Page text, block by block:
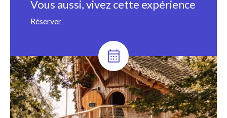
Vous aussi, vivez cette expérience
Réserver